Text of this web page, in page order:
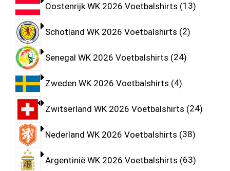
Oostenrijk WK 2026 Voetbalshirts 13
Schotland WK 2026 Voetbalshirts 2
Senegal WK 2026 Voetbalshirts 24
Zweden WK 2026 Voetbalshirts 4
Zwitserland WK 2026 Voetbalshirts 24
Nederland WK 2026 Voetbalshirts 38
Argentinië WK 2026 Voetbalshirts 63